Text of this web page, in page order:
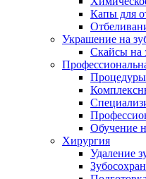
Капы для
Украшение на
Скайсы на
Процедуры
Обучение
Хирургия
Удаление